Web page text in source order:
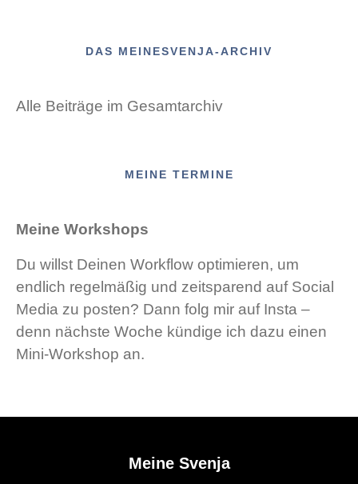
DAS MEINESVENJA-ARCHIV
Alle Beiträge im Gesamtarchiv
MEINE TERMINE
Meine Workshops
Du willst Deinen Workflow optimieren, um
endlich regelmäßig und zeitsparend auf Social
Media zu posten? Dann folg mir auf Insta –
denn nächste Woche kündige ich dazu einen
Mini-Workshop an.
Meine Svenja